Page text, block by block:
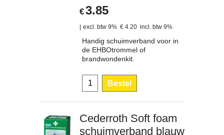
€3.85
excl. btw 9% € 4.20 incl. btw 9%
Handig schuimverband voor in
de EHBOtrommel of
brandwondenkit.
Bestel
Cederroth Soft foam
schuimverband blauw